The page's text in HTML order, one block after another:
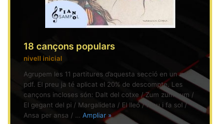
18 cançons populars
nivell inicial
Agrupem les 11 partitures d’aquesta secció en un sol
pdf. El preu ja té aplicat el 20% de descompte. Les
cançons incloses són: Dalt del cotxe / Zum zum zum /
El gegant del pi / Margalideta / El lleó / Plou i fa sol /
Ansa per ansa / … Ampliar »